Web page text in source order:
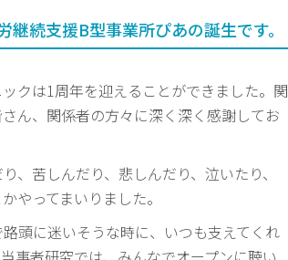
続支援B型事業所ぴあの誕生です。
クは1周年を迎えることができました。関
ん、関係者の方々に深く深く感謝してお
、苦しんだり、悲しんだり、泣いたり、
やってまいりました。
頭に迷いそうな時に、いつも支えてくれ